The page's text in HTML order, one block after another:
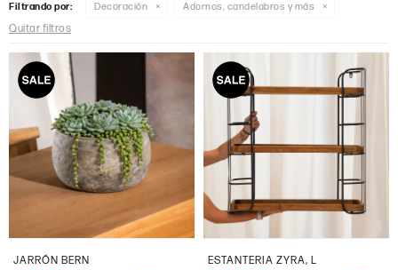
Filtrando por: Decoración Adornos, candelabros y más
Quitar filtros
JARRÓN BERN ESTANTERIA ZYRA, L